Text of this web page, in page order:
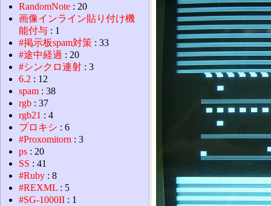
RandomNote : 20
画像インライン貼り付け機
能付与 : 1
#掲示板spam対策 : 33
#途中経過 : 20
#シンクロ連射 : 3
6.2 : 12
spam : 38
rgb : 37
rgb21 : 4
プロキシ : 6
#Proxomitorn : 3
ps : 20
SS : 41
#Ruby : 8
#REXML : 5
#SG-1000II : 1